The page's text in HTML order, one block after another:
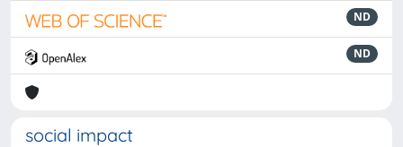
ND
ND
social impact